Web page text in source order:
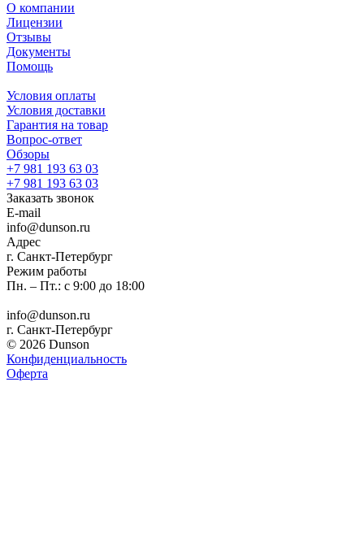
О компании
Лицензии
Отзывы
Документы
Помощь
Условия оплаты
Условия доставки
Гарантия на товар
Вопрос-ответ
Обзоры
+7 981 193 63 03
+7 981 193 63 03
Заказать звонок
E-mail
info@dunson.ru
Адрес
г. Санкт-Петербург
Режим работы
Пн. – Пт.: с 9:00 до 18:00
info@dunson.ru
г. Санкт-Петербург
© 2026 Dunson
Конфиденциальность
Оферта